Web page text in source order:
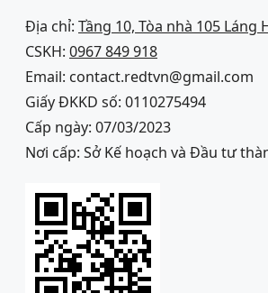
Địa chỉ: Tầng 10, Tòa nhà 105
CSKH: 0967 849 918
Email: contact.redtvn@gmail.com
Giấy ĐKKD số: 0110275494
Cấp ngày: 07/03/2023
Nơi cấp: Sở Kế hoạch và Đầu tư